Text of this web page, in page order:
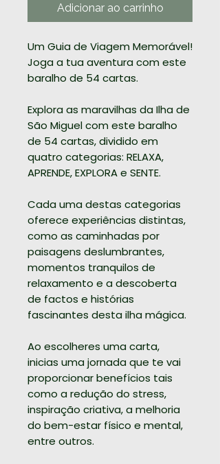
Adicionar ao carrinho
Um Guia de Viagem Memorável!
Joga a tua aventura com este
baralho de 54 cartas.
Explora as maravilhas da Ilha de
São Miguel com este baralho
de 54 cartas, dividido em
quatro categorias: RELAXA,
APRENDE, EXPLORA e SENTE.
Cada uma destas categorias
oferece experiências distintas,
como as caminhadas por
paisagens deslumbrantes,
momentos tranquilos de
relaxamento e a descoberta
de factos e histórias
fascinantes desta ilha mágica.
Ao escolheres uma carta,
inicias uma jornada que te vai
proporcionar benefícios tais
como a redução do stress,
inspiração criativa, a melhoria
do bem-estar físico e mental,
entre outros.